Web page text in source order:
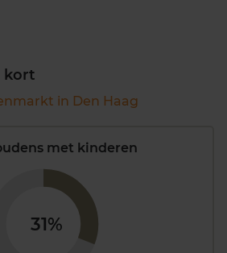
kort
in Den Haag
met kinderen
31%